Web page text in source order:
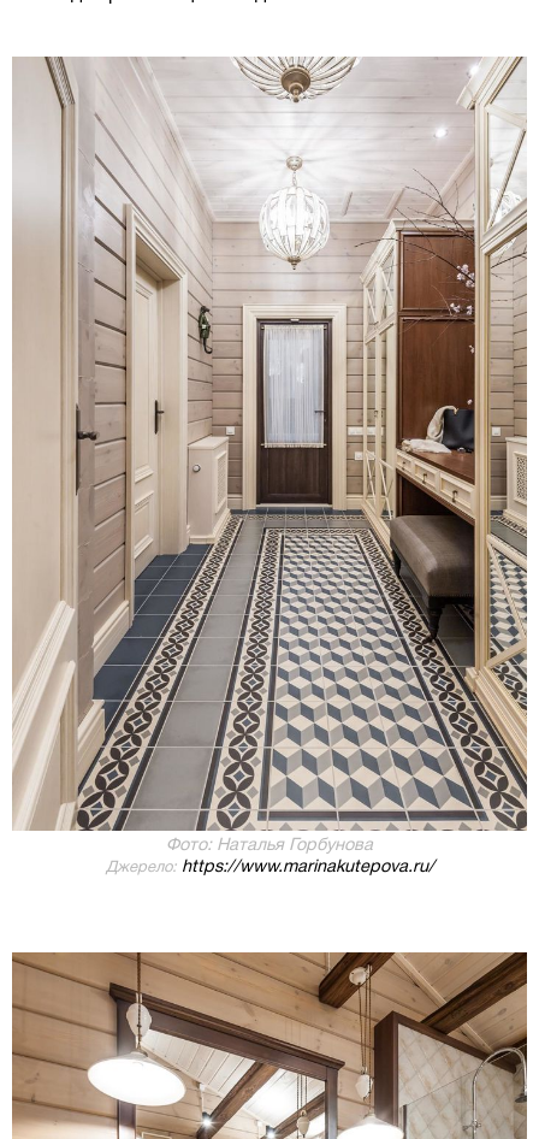
Фото: Наталья Горбунова
Джерело:https://www.marinakutepova.ru/